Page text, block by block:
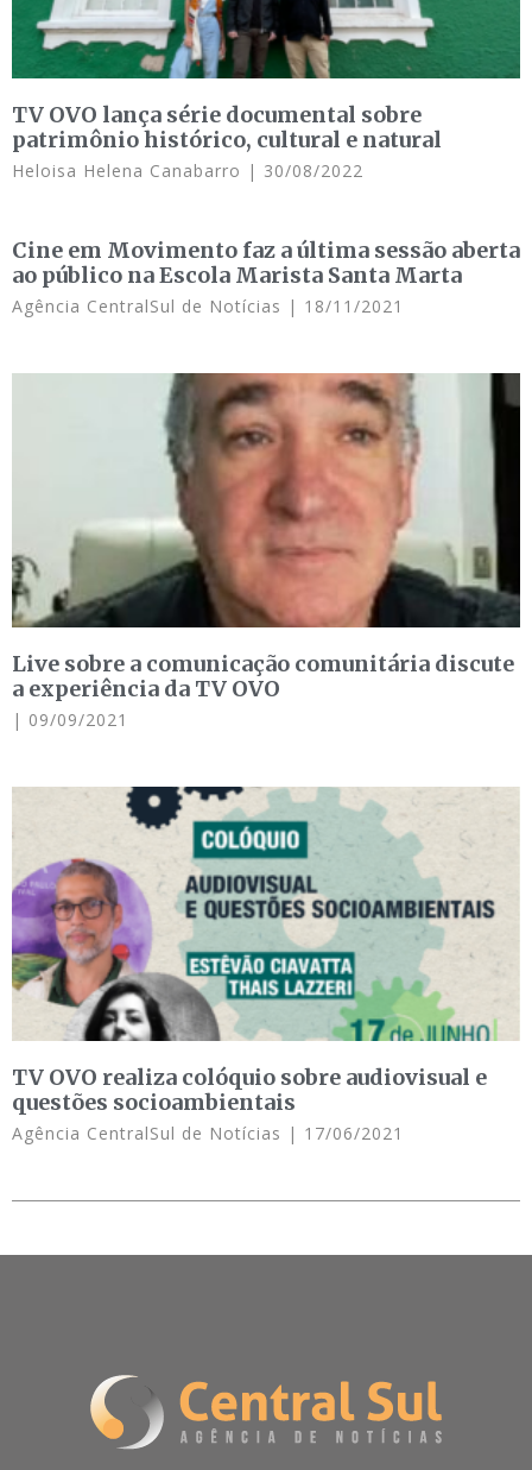
TV OVO lança série documental sobre
patrimônio histórico, cultural e natural
Heloisa Helena Canabarro 30/08/2022
Cine em Movimento faz a última sessão aberta
ao público na Escola Marista Santa Marta
Agência CentralSul de Notícias 18/11/2021
Live sobre a comunicação comunitária discute
a experiência da TV OVO
09/09/2021
TV OVO realiza colóquio sobre audiovisual e
questões socioambientais
Agência CentralSul de Notícias 17/06/2021